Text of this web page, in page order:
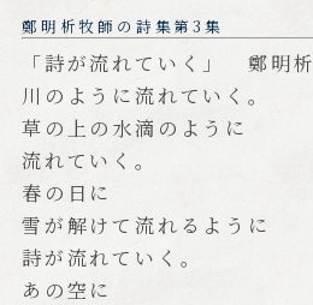
鄭明析牧師の詩集第3集
「詩が流れていく」 鄭明析
川のように流れていく。
草の上の水滴のように
流れていく。
春の日に
雪が解けて流れるように
詩が流れていく。
あの空に